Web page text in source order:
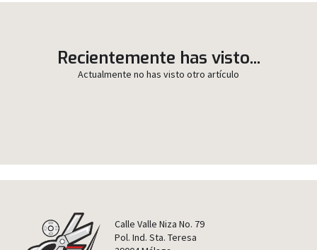
Recientemente has visto...
Actualmente no has visto otro artículo
Calle Valle Niza No. 79
Pol. Ind. Sta. Teresa